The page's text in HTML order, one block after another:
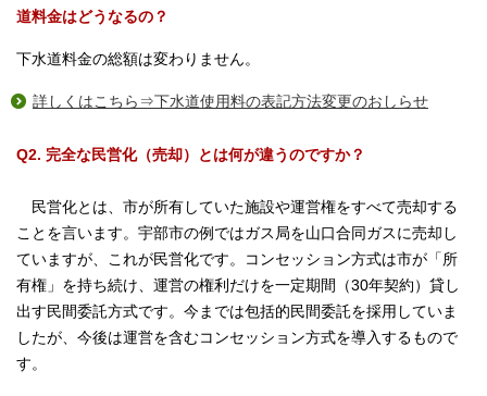
道料金はどうなるの？
下水道料金の総額は変わりません。
詳しくはこちら⇒下水道使用料の表記方法変更のおしらせ
Q2. 完全な民営化（売却）とは何が違うのですか？
民営化とは、市が所有していた施設や運営権をすべて売却する
ことを言います。宇部市の例ではガス局を山口合同ガスに売却し
ていますが、これが民営化です。コンセッション方式は市が「所
有権」を持ち続け、運営の権利だけを一定期間（30年契約）貸し
出す民間委託方式です。今までは包括的民間委託を採用していま
したが、今後は運営を含むコンセッション方式を導入するもので
す。